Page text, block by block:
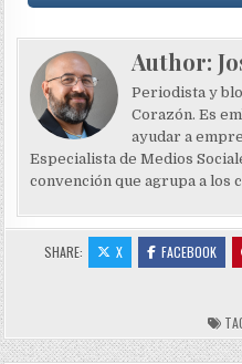
Author:
Periodista y
Corazón. Es
ayudar a
Especialista de Medios
convención que agrupa a los
SHARE: X FACEBOOK